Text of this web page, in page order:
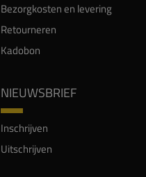
Bezorgkosten en levering
Retourneren
Kadobon
NIEUWSBRIEF
Inschrijven
Uitschrijven